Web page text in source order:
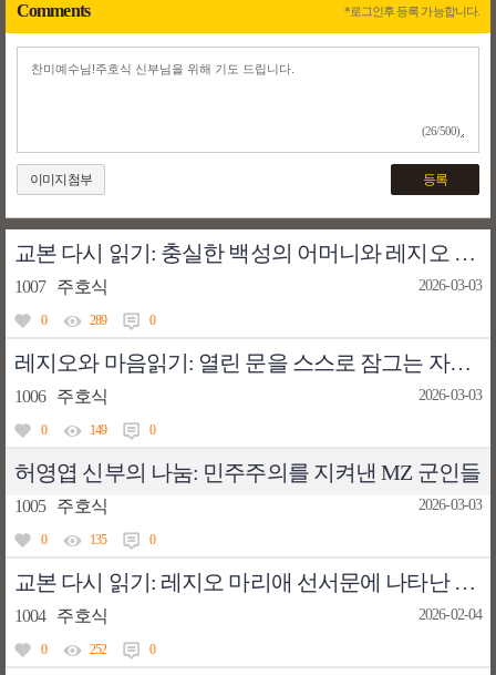
Comments *로그인후 등록 가능합니다.
(26/500)
이미지첨부 등록
교본 다시 읽기: 충실한 백성의 어머니와 레지오 마리애 선서문
1007 주호식 2026-03-03
0 289 0
레지오와 마음읽기: 열린 문을 스스로 잠그는 자물쇠(사회 규범과 시장 규범)
1006 주호식 2026-03-03
0 149 0
허영엽 신부의 나눔: 민주주의를 지켜낸 MZ 군인들
1005 주호식 2026-03-03
0 135 0
교본 다시 읽기: 레지오 마리애 선서문에 나타난 신학적 문제점 (3)
1004 주호식 2026-02-04
0 252 0